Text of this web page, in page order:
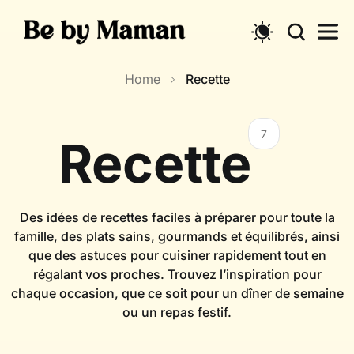
Home Recette
Recette7
Des idées de recettes faciles à préparer pour toute la
famille, des plats sains, gourmands et équilibrés, ainsi
que des astuces pour cuisiner rapidement tout en
régalant vos proches. Trouvez l’inspiration pour
chaque occasion, que ce soit pour un dîner de semaine
ou un repas festif.